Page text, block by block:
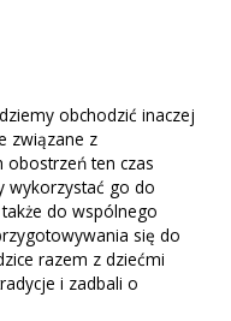
obchodzić inaczej
związane z
obostrzeń ten czas
wykorzystać go do
do wspólnego
się do
razem z dziećmi
i zadbali o